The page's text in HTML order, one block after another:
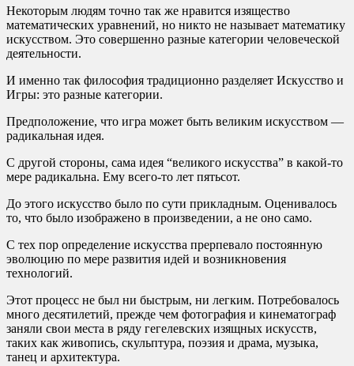
Некоторым людям точно так же нравится изящество
математических уравнений, но никто не называет математику
искусством. Это совершенно разные категории человеческой
деятельности.
И именно так философия традиционно разделяет Искусство и
Игры: это разные категории.
Предположение, что игра может быть великим искусством —
радикальная идея.
С другой стороны, сама идея “великого искусства” в какой-то
мере радикальна. Ему всего-то лет пятьсот.
До этого искусство было по сути прикладным. Оценивалось
то, что было изображено в произведении, а не оно само.
С тех пор определение искусства прерпевало постоянную
эволюцию по мере развития идей и возникновения
технологий.
Этот процесс не был ни быстрым, ни легким. Потребовалось
много десятилетий, прежде чем фотография и кинематограф
заняли свои места в ряду гегелевских изящных искусств,
таких как живопись, скульптура, поэзия и драма, музыка,
танец и архитектура.